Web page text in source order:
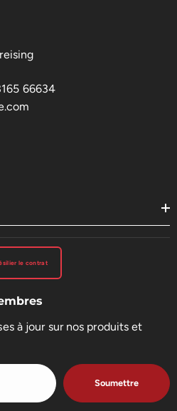
66634
le contrat
à jour sur nos produits et
Soumettre